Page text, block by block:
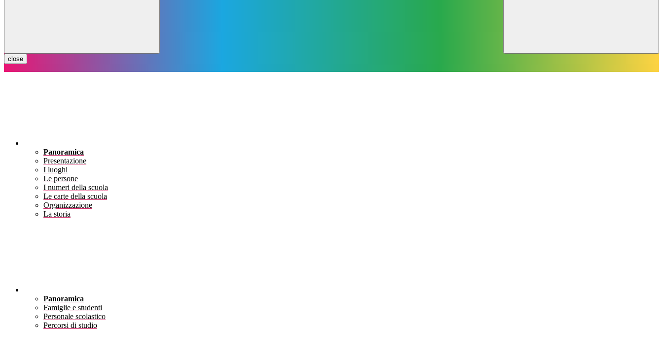
close
Panoramica
Presentazione
I luoghi
Le persone
I numeri della scuola
Le carte della scuola
Organizzazione
La storia
Panoramica
Famiglie e studenti
Personale scolastico
Percorsi di studio